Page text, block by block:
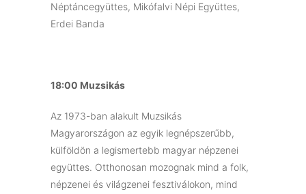
Néptáncegyüttes, Mikófalvi Népi Együttes,
Erdei Banda
18:00 Muzsikás
Az 1973-ban alakult Muzsikás
Magyarországon az egyik legnépszerűbb,
külföldön a legismertebb magyar népzenei
együttes. Otthonosan mozognak mind a folk,
népzenei és világzenei fesztiválokon, mind